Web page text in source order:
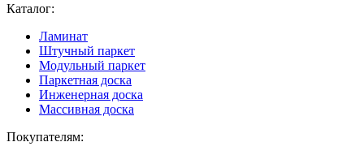
Каталог:
Ламинат
Штучный паркет
Модульный паркет
Паркетная доска
Инженерная доска
Массивная доска
Покупателям: